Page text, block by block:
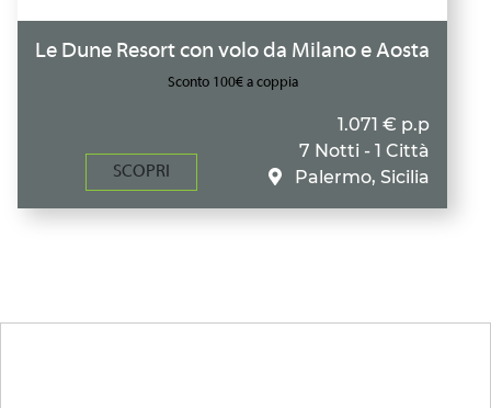
Le Dune Resort con volo da Milano e Aosta
Sconto 100€ a coppia
SCOPRI
1.071 € p.p
7 Notti - 1 Città
Palermo, Sicilia